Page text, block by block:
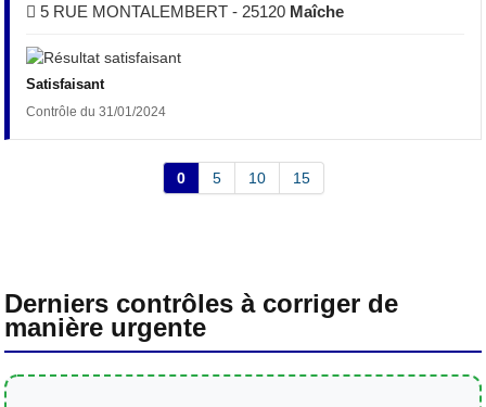
5 RUE MONTALEMBERT - 25120 Maîche
Satisfaisant
Contrôle du 31/01/2024
0 5 10 15
Derniers contrôles à corriger de
manière urgente